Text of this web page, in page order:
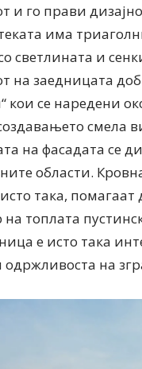
и го прави
има
светлината и
на заедницата
кои се наредени
смела
на фасадата се
области.
така,
на топлата
е исто така
одржливоста на